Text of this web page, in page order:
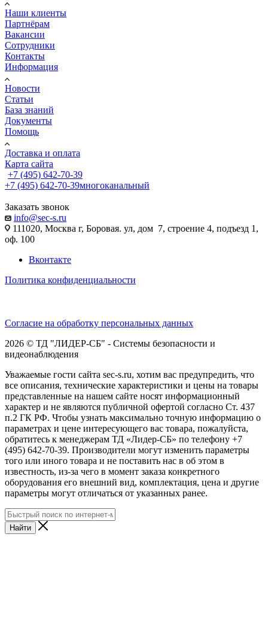
Наши клиенты
Партнёрам
Вакансии
Сотрудники
Контакты
Информация
Новости
Статьи
База знаний
Документы
Помощь
Доставка и оплата
Карта сайта
+7 (495) 642-70-39
+7 (495) 642-70-39многоканальный
Заказать звонок
info@sec-s.ru
111020, Москва г, Боровая. ул, дом 7, строение 4, подъезд 1,
оф. 100
Вконтакте
Политика конфиденциальности
Согласие на обработку персональных данных
2026 © ТД "ЛИДЕР-СБ" - Системы безопасности и
видеонаблюдения
Уважаемые гости сайта sec-s.ru, хотим вас предупредить, что
все описания, технические характеристики и цены на товары
представленные на нашем сайте носят информационный
характер и не являются публичной офертой согласно Ст. 437
п.2 ГК РФ. Чтобы узнать максимально точную информацию о
параметрах и цене интересующего вас товара, пожалуйста,
обратитесь к менеджерам ТД «Лидер-СБ» по телефону +7
(495) 642-70-39. Производители могут изменить параметры
того или иного товара и не поставить нас в об этом в
известность, из-за чего в момент заказа конкретного
оборудования его внешний вид, комплектация, цена и другие
параметры могут отличаться от указанных ранее.
Найти